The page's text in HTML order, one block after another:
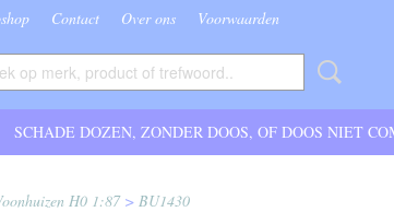
Contact Over ons Voorwaarden
SCHADE DOZEN, ZONDER DOOS, OF DOOS NIET
H0 1:87> BU1430